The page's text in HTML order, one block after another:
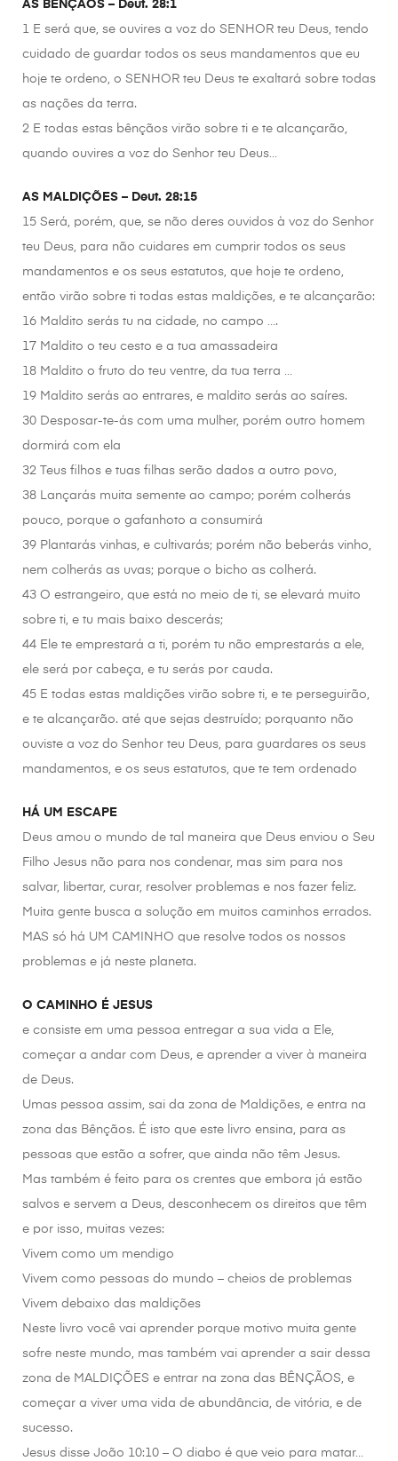
AS BÊNÇÃOS – Deut. 28:1
1 E será que, se ouvires a voz do SENHOR teu Deus, tendo
cuidado de guardar todos os seus mandamentos que eu
hoje te ordeno, o SENHOR teu Deus te exaltará sobre todas
as nações da terra.
2 E todas estas bênçãos virão sobre ti e te alcançarão,
quando ouvires a voz do Senhor teu Deus…
AS MALDIÇÕES – Deut. 28:15
15 Será, porém, que, se não deres ouvidos à voz do Senhor
teu Deus, para não cuidares em cumprir todos os seus
mandamentos e os seus estatutos, que hoje te ordeno,
então virão sobre ti todas estas maldições, e te alcançarão:
16 Maldito serás tu na cidade, no campo ….
17 Maldito o teu cesto e a tua amassadeira
18 Maldito o fruto do teu ventre, da tua terra …
19 Maldito serás ao entrares, e maldito serás ao saíres.
30 Desposar-te-ás com uma mulher, porém outro homem
dormirá com ela
32 Teus filhos e tuas filhas serão dados a outro povo,
38 Lançarás muita semente ao campo; porém colherás
pouco, porque o gafanhoto a consumirá
39 Plantarás vinhas, e cultivarás; porém não beberás vinho,
nem colherás as uvas; porque o bicho as colherá.
43 O estrangeiro, que está no meio de ti, se elevará muito
sobre ti, e tu mais baixo descerás;
44 Ele te emprestará a ti, porém tu não emprestarás a ele,
ele será por cabeça, e tu serás por cauda.
45 E todas estas maldições virão sobre ti, e te perseguirão,
e te alcançarão. até que sejas destruído; porquanto não
ouviste a voz do Senhor teu Deus, para guardares os seus
mandamentos, e os seus estatutos, que te tem ordenado
HÁ UM ESCAPE
Deus amou o mundo de tal maneira que Deus enviou o Seu
Filho Jesus não para nos condenar, mas sim para nos
salvar, libertar, curar, resolver problemas e nos fazer feliz.
Muita gente busca a solução em muitos caminhos errados.
MAS só há UM CAMINHO que resolve todos os nossos
problemas e já neste planeta.
O CAMINHO É JESUS
e consiste em uma pessoa entregar a sua vida a Ele,
começar a andar com Deus, e aprender a viver à maneira
de Deus.
Umas pessoa assim, sai da zona de Maldições, e entra na
zona das Bênçãos. É isto que este livro ensina, para as
pessoas que estão a sofrer, que ainda não têm Jesus.
Mas também é feito para os crentes que embora já estão
salvos e servem a Deus, desconhecem os direitos que têm
e por isso, muitas vezes:
Vivem como um mendigo
Vivem como pessoas do mundo – cheios de problemas
Vivem debaixo das maldições
Neste livro você vai aprender porque motivo muita gente
sofre neste mundo, mas também vai aprender a sair dessa
zona de MALDIÇÕES e entrar na zona das BÊNÇÃOS, e
começar a viver uma vida de abundância, de vitória, e de
sucesso.
Jesus disse João 10:10 – O diabo é que veio para matar…